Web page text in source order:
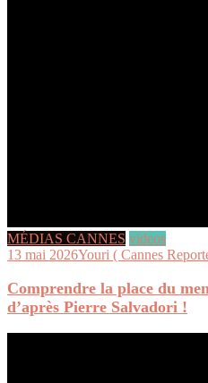
MÉDIAS CANNES videos
13 mai 2026Youri ( Cannes
Comprendre la place du
d’après Pierre Salvadori !